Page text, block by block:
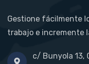
Gestione fácilmente
trabajo e incremente
c/ Bunyola 13,